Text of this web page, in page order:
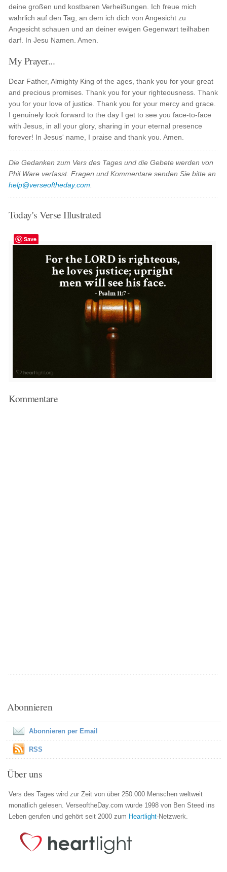
deine großen und kostbaren Verheißungen. Ich freue mich
wahrlich auf den Tag, an dem ich dich von Angesicht zu
Angesicht schauen und an deiner ewigen Gegenwart teilhaben
darf. In Jesu Namen. Amen.
My Prayer...
Dear Father, Almighty King of the ages, thank you for your great
and precious promises. Thank you for your righteousness. Thank
you for your love of justice. Thank you for your mercy and grace.
I genuinely look forward to the day I get to see you face-to-face
with Jesus, in all your glory, sharing in your eternal presence
forever! In Jesus' name, I praise and thank you. Amen.
Die Gedanken zum Vers des Tages und die Gebete werden von
Phil Ware verfasst. Fragen und Kommentare senden Sie bitte an
help@verseoftheday.com
Today's Verse Illustrated
Save
Kommentare
Abonnieren
Abonnieren per Email
RSS
Über uns
Vers des Tages wird zur Zeit von über 250.000 Menschen weltweit
monatlich gelesen. VerseoftheDay.com wurde 1998 von Ben Steed ins
Leben gerufen und gehört seit 2000 zum Heartlight-Netzwerk.